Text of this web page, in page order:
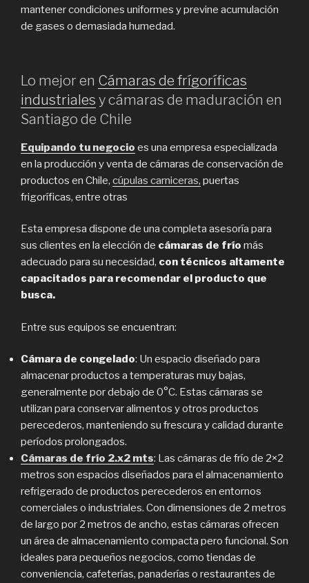
mantener condiciones uniformes y previne acumulación
de gases o demasiada humedad.
Lo mejor en Cámaras de frígoríficas
industriales y cámaras de maduración en
Santiago de Chile
Equipando tu negocio es una empresa especializada
en la producción y venta de cámaras de conservación de
productos en Chile, cúpulas carniceras, puertas
frigoríficas, entre otras
Esta empresa dispone de una completa asesoría para
sus clientes en la elección de cámaras de frío más
adecuado para su necesidad, con técnicos altamente
capacitados para recomendar el producto que
busca.
Entre sus equipos se encuentran:
Cámara de congelado: Un espacio diseñado para
almacenar productos a temperaturas muy bajas,
generalmente por debajo de 0°C. Estas cámaras se
utilizan para conservar alimentos y otros productos
perecederos, manteniendo su frescura y calidad durante
períodos prolongados.
Cámaras de frío 2.x2 mts: Las cámaras de frío de 2×2
metros son espacios diseñados para el almacenamiento
refrigerado de productos perecederos en entornos
comerciales o industriales. Con dimensiones de 2 metros
de largo por 2 metros de ancho, estas cámaras ofrecen
un área de almacenamiento compacta pero funcional. Son
ideales para pequeños negocios, como tiendas de
conveniencia, cafeterías, panaderías o restaurantes de